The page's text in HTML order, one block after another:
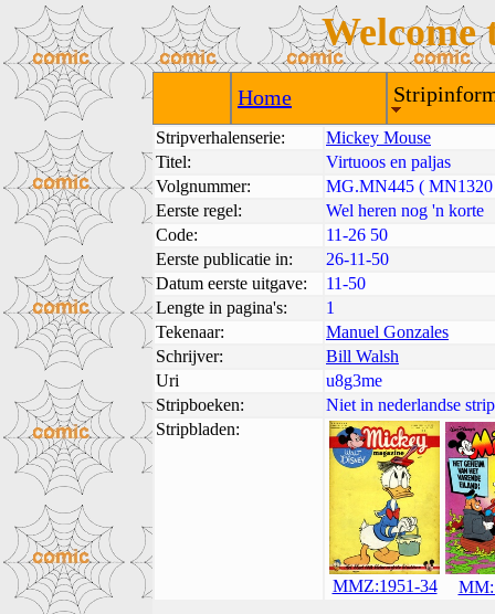
Welcome
Home
Stripverhalenserie:
Mickey Mouse
Titel:
Virtuoos en paljas
Volgnummer:
MG.MN445 (
Eerste regel:
Wel heren nog 'n korte
Code:
11-26 50
Eerste publicatie in:
26-11-50
Datum eerste uitgave:
11-50
Lengte in pagina's:
1
Tekenaar:
Manuel Gonzales
Schrijver:
Bill Walsh
Uri
u8g3me
Stripboeken:
Niet in nederlandse
Stripbladen:
MMZ:1951-34